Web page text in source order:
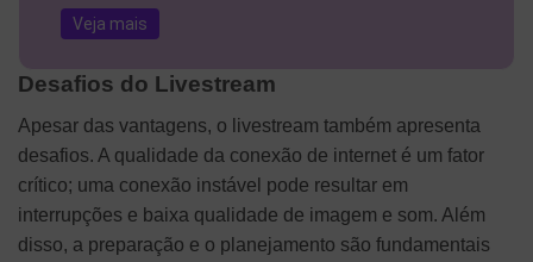
Veja mais
Desafios do Livestream
Apesar das vantagens, o livestream também apresenta
desafios. A qualidade da conexão de internet é um fator
crítico; uma conexão instável pode resultar em
interrupções e baixa qualidade de imagem e som. Além
disso, a preparação e o planejamento são fundamentais